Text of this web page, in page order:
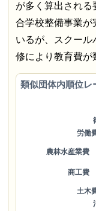
が多く算出され
合学校整備事業が
いるが、スクール
修により教育費が
類似団体内順位レ